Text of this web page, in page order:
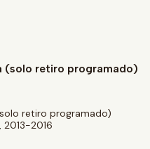
(solo retiro programado)
retiro programado)
2013-2016